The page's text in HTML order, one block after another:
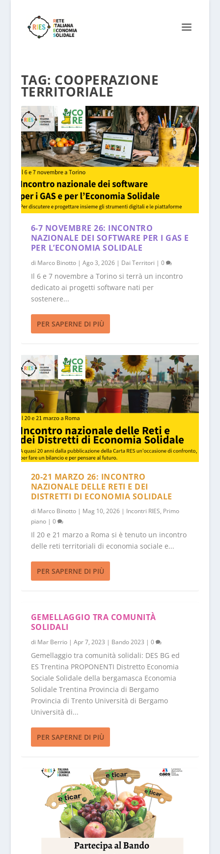
TAG: COOPERAZIONE
TERRITORIALE
6-7 NOVEMBRE 26: INCONTRO
NAZIONALE DEI SOFTWARE PER I GAS E
PER L’ECONOMIA SOLIDALE
di Marco Binotto| Ago 3, 2026| Dai Territori | 0
Il 6 e 7 novembre a Torino si terrà un incontro
dedicato ai progetti software nati per
sostenere...
PER SAPERNE DI PIÙ
20-21 MARZO 26: INCONTRO
NAZIONALE DELLE RETI E DEI
DISTRETTI DI ECONOMIA SOLIDALE
di Marco Binotto| Mag 10, 2026| Incontri RIES, Primo
piano| 0
Il 20 e 21 marzo a Roma si è tenuto un incontro
delle reti territoriali di economia sociale e...
PER SAPERNE DI PIÙ
GEMELLAGGIO TRA COMUNITÀ
SOLIDALI
di Mar Berrio| Apr 7, 2023 | Bando 2023 | 0
Gemellaggio tra comunità solidali: DES BG ed
ES Trentina PROPONENTI Distretto Economia
Sociale Solidale della bergamasca Economia
Solidale Trentina Provincia di Bergamo
Provincia di Trento Università di Bergamo
Università di...
PER SAPERNE DI PIÙ